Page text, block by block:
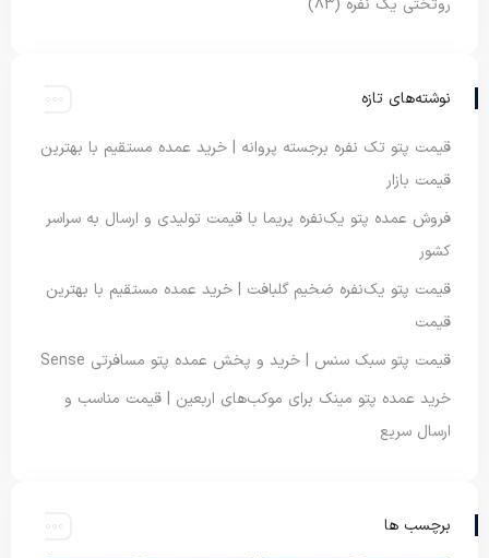
روتختی یک نفره (83)
نوشته‌های تازه
قیمت پتو تک نفره برجسته پروانه | خرید عمده مستقیم با بهترین
قیمت بازار
فروش عمده پتو یک‌نفره پریما با قیمت تولیدی و ارسال به سراسر
کشور
قیمت پتو یک‌نفره ضخیم گلبافت | خرید عمده مستقیم با بهترین
قیمت
قیمت پتو سبک سنس | خرید و پخش عمده پتو مسافرتی Sense
خرید عمده پتو مینک برای موکب‌های اربعین | قیمت مناسب و
ارسال سریع
برچسب ها